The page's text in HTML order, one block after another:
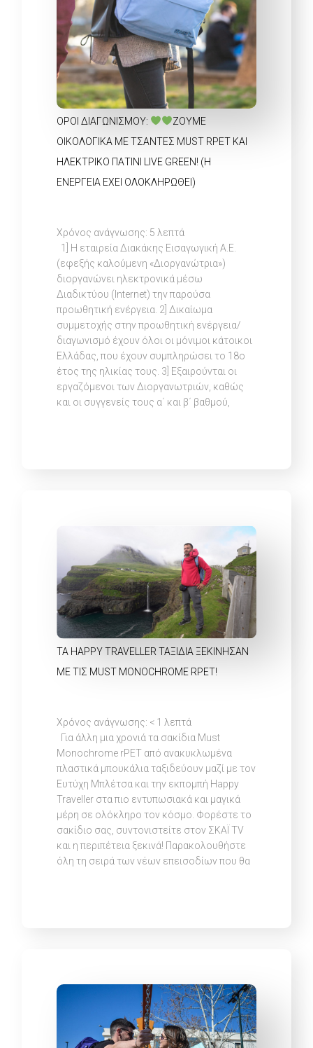
ΟΡΟΙ ΔΙΑΓΩΝΙΣΜΟΥ:
ΖΟΎΜΕ
ΟΙΚΟΛΟΓΙΚΆ ΜΕ ΤΣΆΝΤΕΣ MUST RPET ΚΑΙ
ΗΛΕΚΤΡΙΚΌ ΠΑΤΊΝΙ LIVE GREEN! (Η
ΕΝΈΡΓΕΙΑ ΈΧΕΙ ΟΛΟΚΛΗΡΩΘΕΊ)
Χρόνος ανάγνωσης: 5 λεπτά
1] Η εταιρεία Διακάκης Εισαγωγική Α.Ε.
(εφεξής καλούμενη «Διοργανώτρια»)
διοργανώνει ηλεκτρονικά μέσω
Διαδικτύου (Internet) την παρούσα
προωθητική ενέργεια. 2] Δικαίωμα
συμμετοχής στην προωθητική ενέργεια/
διαγωνισμό έχουν όλοι οι μόνιμοι κάτοικοι
Ελλάδας, που έχουν συμπληρώσει το 18ο
έτος της ηλικίας τους. 3] Εξαιρούνται οι
εργαζόμενοι των Διοργανωτριών, καθώς
και οι συγγενείς τους α΄ και β΄ βαθμού,
ΤΑ HAPPY TRAVELLER ΤΑΞΊΔΙΑ ΞΕΚΊΝΗΣΑΝ
ΜΕ ΤΙΣ MUST MONOCHROME RPET!
Χρόνος ανάγνωσης: < 1 λεπτά
Για άλλη μια χρονιά τα σακίδια Must
Monochrome rPET από ανακυκλωμένα
πλαστικά μπουκάλια ταξιδεύουν μαζί με τον
Ευτύχη Μπλέτσα και την εκπομπή Happy
Traveller στα πιο εντυπωσιακά και μαγικά
μέρη σε ολόκληρο τον κόσμο. Φορέστε το
σακίδιο σας, συντονιστείτε στον ΣΚΑΪ TV
και η περιπέτεια ξεκινά! Παρακολουθήστε
όλη τη σειρά των νέων επεισοδίων που θα